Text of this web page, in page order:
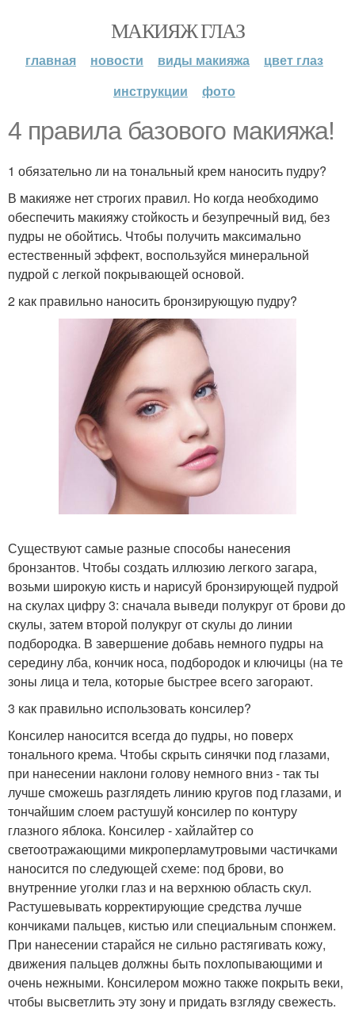
МАКИЯЖ ГЛАЗ
главная новости виды макияжа
цвет глаз
инструкции
фото
4 правила базового макияжа!
1 обязательно ли на тональный крем наносить пудру?
В макияже нет строгих правил. Но когда необходимо
обеспечить макияжу стойкость и безупречный вид, без
пудры не обойтись. Чтобы получить максимально
естественный эффект, воспользуйся минеральной
пудрой с легкой покрывающей основой.
2 как правильно наносить бронзирующую пудру?
Существуют самые разные способы нанесения
бронзантов. Чтобы создать иллюзию легкого загара,
возьми широкую кисть и нарисуй бронзирующей пудрой
на скулах цифру 3: сначала выведи полукруг от брови до
скулы, затем второй полукруг от скулы до линии
подбородка. В завершение добавь немного пудры на
середину лба, кончик носа, подбородок и ключицы (на те
зоны лица и тела, которые быстрее всего загорают.
3 как правильно использовать консилер?
Консилер наносится всегда до пудры, но поверх
тонального крема. Чтобы скрыть синячки под глазами,
при нанесении наклони голову немного вниз - так ты
лучше сможешь разглядеть линию кругов под глазами, и
тончайшим слоем растушуй консилер по контуру
глазного яблока. Консилер - хайлайтер со
светоотражающими микроперламутровыми частичками
наносится по следующей схеме: под брови, во
внутренние уголки глаз и на верхнюю область скул.
Растушевывать корректирующие средства лучше
кончиками пальцев, кистью или специальным спонжем.
При нанесении старайся не сильно растягивать кожу,
движения пальцев должны быть похлопывающими и
очень нежными. Консилером можно также покрыть веки,
чтобы высветлить эту зону и придать взгляду свежесть.